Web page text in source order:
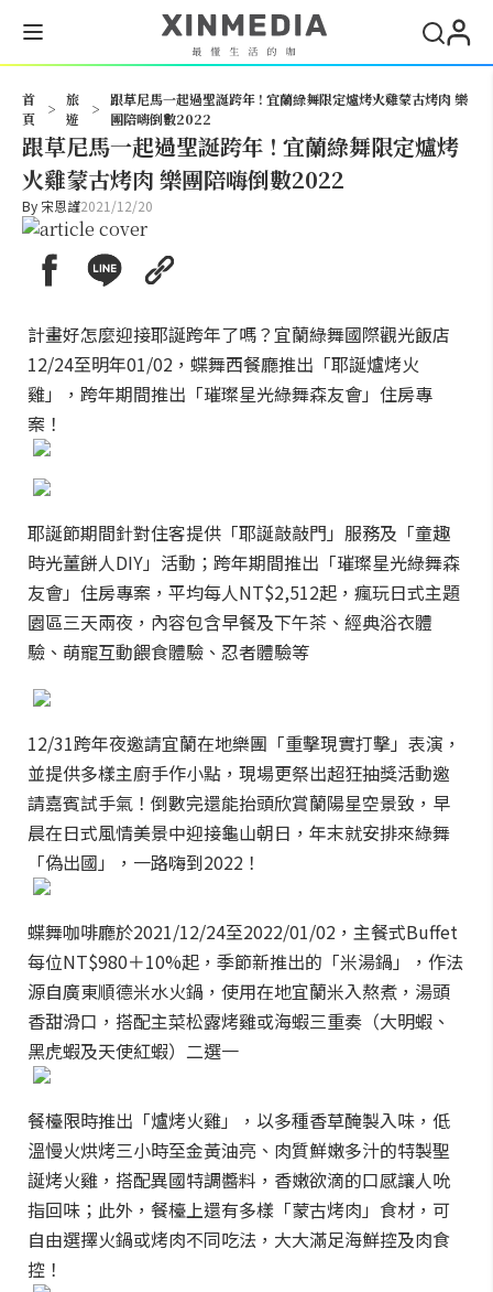
首
頁
>
旅
遊
>
跟草尼馬一起過聖誕跨年 ! 宜蘭綠舞限定爐烤火雞蒙古烤肉 樂
團陪嗨倒數2022
跟草尼馬一起過聖誕跨年 ! 宜蘭綠舞限定爐烤
火雞蒙古烤肉 樂團陪嗨倒數2022
By 宋恩謹2021/12/20
計畫好怎麼迎接耶誕跨年了嗎？宜蘭綠舞國際觀光飯店
12/24至明年01/02，蝶舞西餐廳推出「耶誕爐烤火
雞」，跨年期間推出「璀璨星光綠舞森友會」住房專
案！
耶誕節期間針對住客提供「耶誕敲敲門」服務及「童趣
時光薑餅人DIY」活動；跨年期間推出「璀璨星光綠舞森
友會」住房專案，平均每人NT$2,512起，瘋玩日式主題
園區三天兩夜，內容包含早餐及下午茶、經典浴衣體
驗、萌寵互動餵食體驗、忍者體驗等
12/31跨年夜邀請宜蘭在地樂團「重擊現實打擊」表演，
並提供多樣主廚手作小點，現場更祭出超狂抽獎活動邀
請嘉賓試手氣！倒數完還能抬頭欣賞蘭陽星空景致，早
晨在日式風情美景中迎接龜山朝日，年末就安排來綠舞
「偽出國」，一路嗨到2022！
蝶舞咖啡廳於2021/12/24至2022/01/02，主餐式Buffet
每位NT$980＋10%起，季節新推出的「米湯鍋」，作法
源自廣東順德米水火鍋，使用在地宜蘭米入熬煮，湯頭
香甜滑口，搭配主菜松露烤雞或海蝦三重奏（大明蝦、
黑虎蝦及天使紅蝦）二選一
餐檯限時推出「爐烤火雞」，以多種香草醃製入味，低
溫慢火烘烤三小時至金黃油亮、肉質鮮嫩多汁的特製聖
誕烤火雞，搭配異國特調醬料，香嫩欲滴的口感讓人吮
指回味；此外，餐檯上還有多樣「蒙古烤肉」食材，可
自由選擇火鍋或烤肉不同吃法，大大滿足海鮮控及肉食
控！